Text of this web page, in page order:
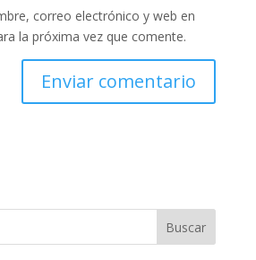
correo electrónico y web en
la próxima vez que comente.